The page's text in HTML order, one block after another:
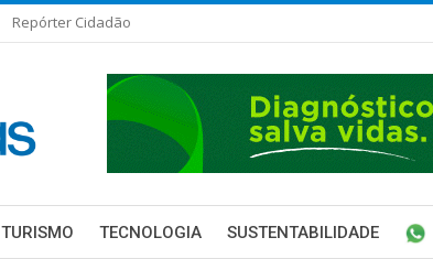
Repórter Cidadão
TURISMO TECNOLOGIA SUSTENTABILIDADE